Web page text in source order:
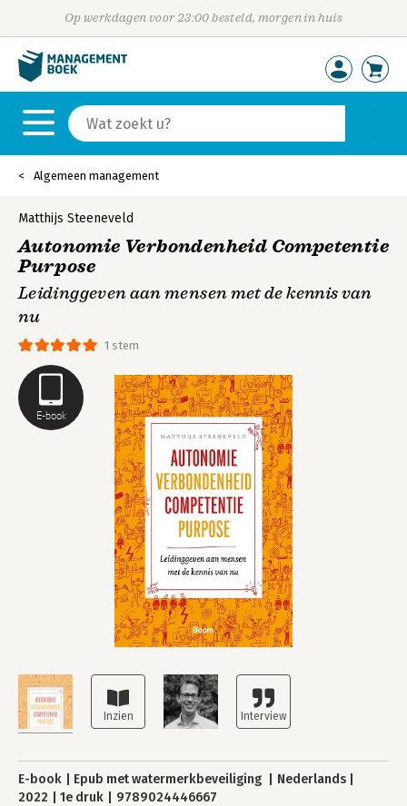
Op werkdagen voor 23:00 besteld, morgen in huis
Algemeen management
E-book
1 stem
Matthijs Steeneveld
Autonomie Verbondenheid Competentie
Purpose
Leidinggeven aan mensen met de kennis van
nu
E-book Epub met watermerkbeveiliging
Nederlands
2022
1e druk 9789024446667